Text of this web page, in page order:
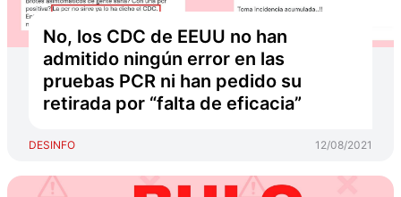
No, los CDC de EEUU no han
admitido ningún error en las
pruebas PCR ni han pedido su
retirada por “falta de eficacia”
DESINFO 12/08/2021